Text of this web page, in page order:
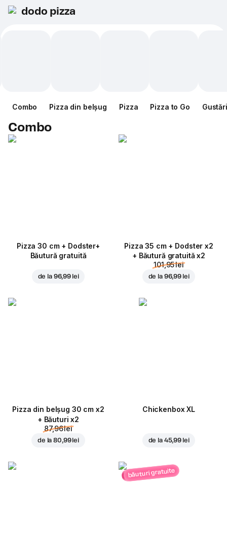
dodo pizza
Combo Pizza din belșug Pizza Pizza to Go Gustări
Combo
Pizza 30 cm + Dodster+
Băutură gratuită
de la 96,99 lei
Pizza 35 cm + Dodster x2
+ Băutură gratuită x2
101,95 lei
de la 96,99 lei
Pizza din belșug 30 cm x2
+ Băuturi x2
87,96 lei
de la80,99 lei
Chickenbox XL
de la 45,99 lei
băuturi gratuite